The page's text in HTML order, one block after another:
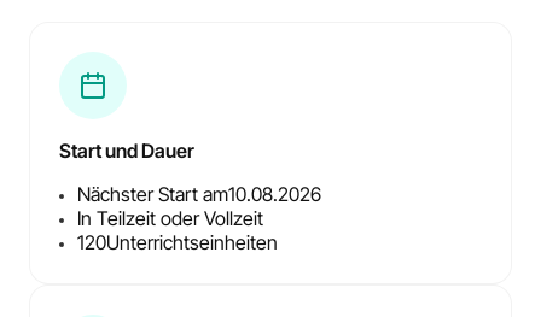
Start und Dauer
Nächster Start am10.08.2026
In Teilzeit oder Vollzeit
120Unterrichtseinheiten